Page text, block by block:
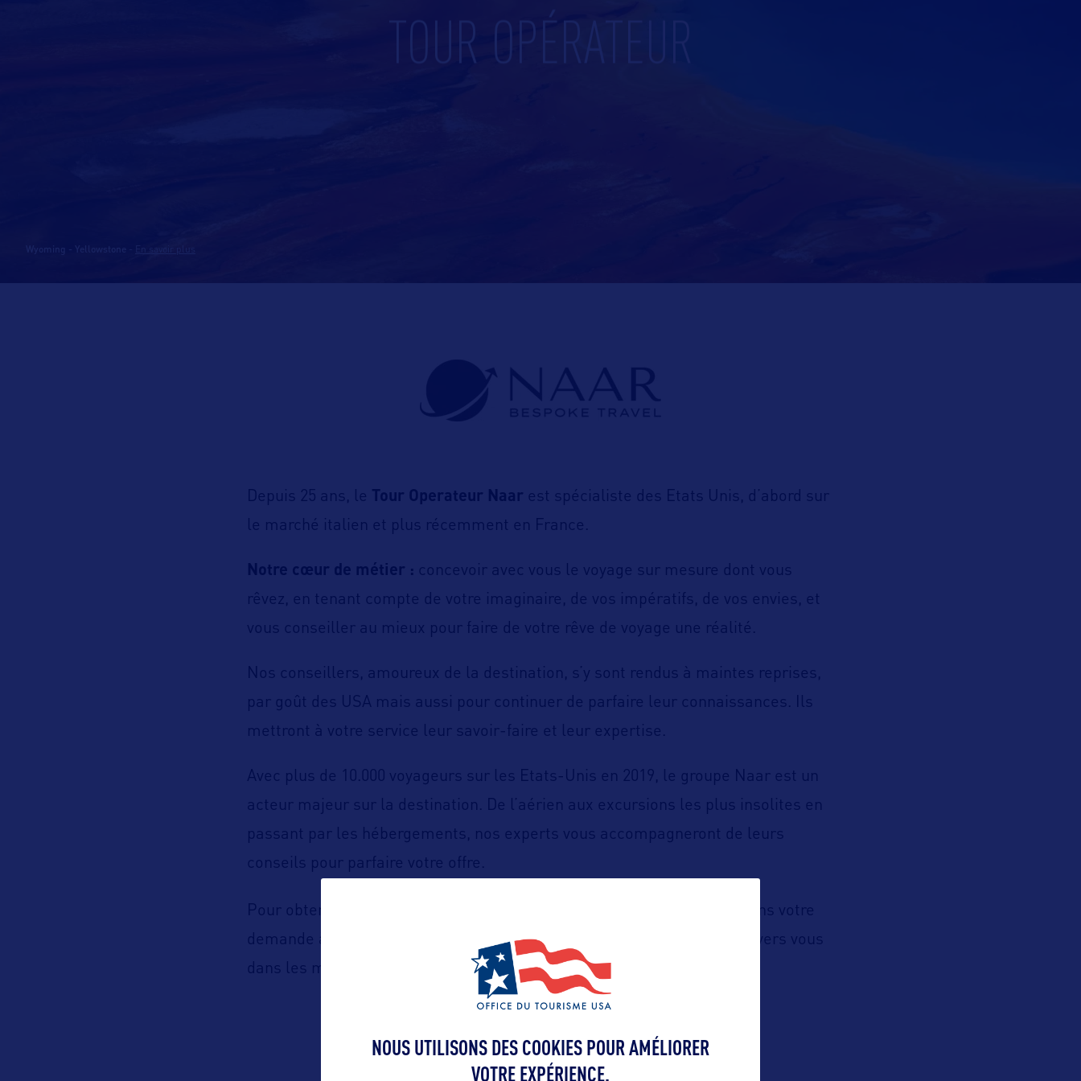
TOUR OPÉRATEUR
Wyoming - Yellowstone
Depuis 25 ans, le Tour Operateur Naar est spécialiste des Etats Unis, d’abord sur
le marché italien et plus récemment en France.
Notre cœur de métier : concevoir avec vous le voyage sur mesure dont vous
rêvez, en tenant compte de votre imaginaire, de vos impératifs, de vos envies, et
vous conseiller au mieux pour faire de votre rêve de voyage une réalité.
Nos conseillers, amoureux de la destination, s’y sont rendus à maintes reprises,
par goût des USA mais aussi pour continuer de parfaire leur connaissances. Ils
mettront à votre service leur savoir-faire et leur expertise.
Avec plus de 10.000 voyageurs sur les Etats-Unis en 2019, le groupe Naar est un
acteur majeur sur la destination. De l’aérien aux excursions les plus insolites en
passant par les hébergements, nos experts vous accompagneront de leurs
conseils pour parfaire votre offre.
Pour obtenir un devis, une adresse :
. Nous transmettrons votre
demande à l’une de nos agences partenaires et expertes qui reviendra vers vous
dans les meilleurs délais.
NOUS UTILISONS DES COOKIES POUR AMÉLIORER
VOTRE EXPÉRIENCE.